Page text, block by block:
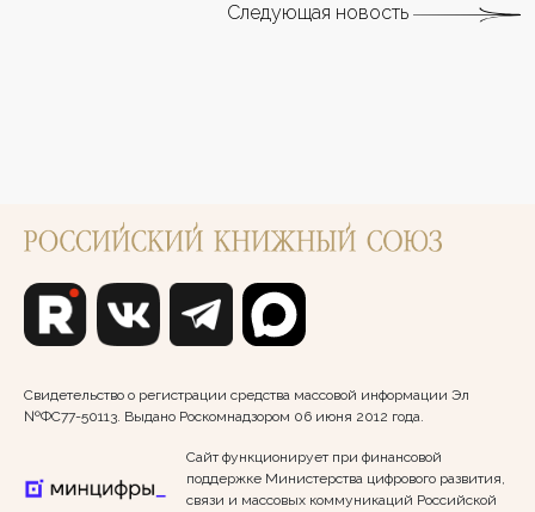
Следующая новость
Свидетельство о регистрации средства массовой информации Эл
№ФС77-50113. Выдано Роскомнадзором 06 июня 2012 года.
Сайт функционирует при финансовой
поддержке Министерства цифрового развития,
связи и массовых коммуникаций Российской